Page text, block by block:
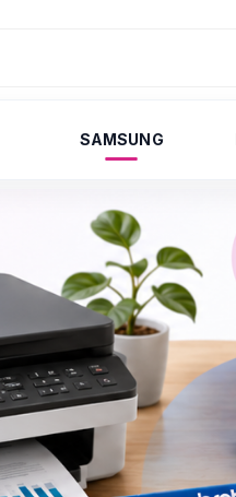
SAMSUNG